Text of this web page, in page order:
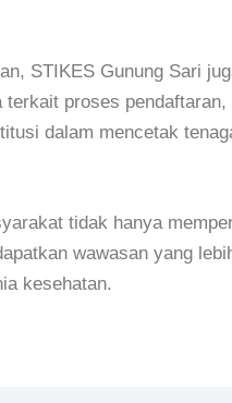
STIKES Gunung Sari
proses pendaftaran,
dalam mencetak
tidak hanya
wawasan yang
kesehatan.